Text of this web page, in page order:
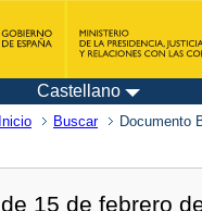
Castellano
Inicio Buscar Documento
15 de febrero